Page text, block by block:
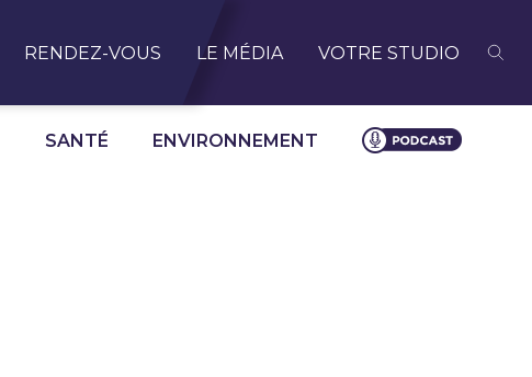
RENDEZ-VOUS LE MÉDIA VOTRE STUDIO
SANTÉ ENVIRONNEMENT